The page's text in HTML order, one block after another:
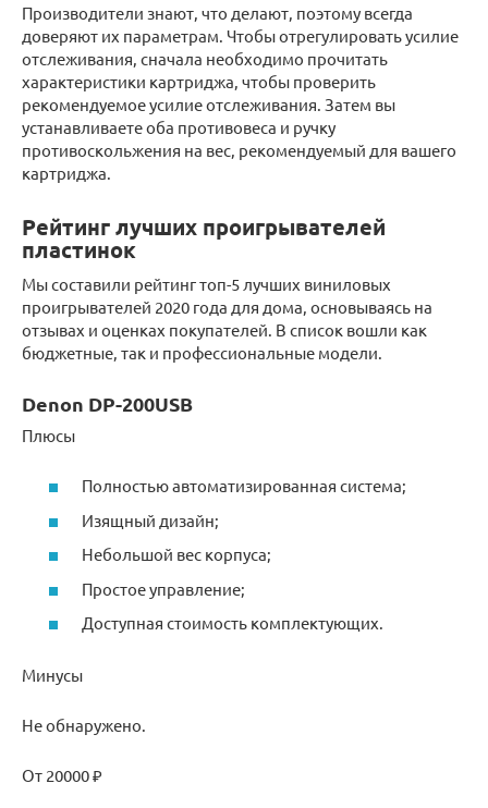
Производители знают, что делают, поэтому всегда
доверяют их параметрам. Чтобы отрегулировать усилие
отслеживания, сначала необходимо прочитать
характеристики картриджа, чтобы проверить
рекомендуемое усилие отслеживания. Затем вы
устанавливаете оба противовеса и ручку
противоскольжения на вес, рекомендуемый для вашего
картриджа.
Рейтинг лучших проигрывателей
пластинок
Мы составили рейтинг топ-5 лучших виниловых
проигрывателей 2020 года для дома, основываясь на
отзывах и оценках покупателей. В список вошли как
бюджетные, так и профессиональные модели.
Denon DP-200USB
Плюсы
Полностью автоматизированная система;
Изящный дизайн;
Небольшой вес корпуса;
Простое управление;
Доступная стоимость комплектующих.
Минусы
Не обнаружено.
От 20000 ₽